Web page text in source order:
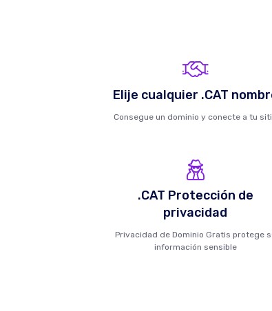
Elije cualquier .CAT
Consegue un dominio y conecte a tu
.CAT Protección de
privacidad
Privacidad de Dominio Gratis protege
información sensible